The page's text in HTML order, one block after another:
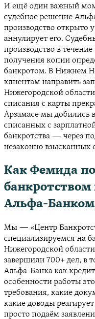
И ещё один важный
судебное решение
производство открыто
аннулирует его.
производство в
получения копии
банкротом. В Нижнем
клиентам направить
Нижегородской
списания с карты
Арзамасе мы добились
списанных с
банкротства — через
незаконно взысканных
Как Фемида
банкротством
Альфа-Банком
Мы — «Центр
специализируемся на
Нижегородской
завершили 700+ дел, в
Альфа-Банка как
особенности работы
требования, какие
какие доводы
просто подаём